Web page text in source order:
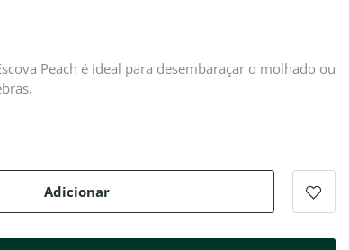
Peach é ideal para desembaraçar o molhado ou
Adicionar